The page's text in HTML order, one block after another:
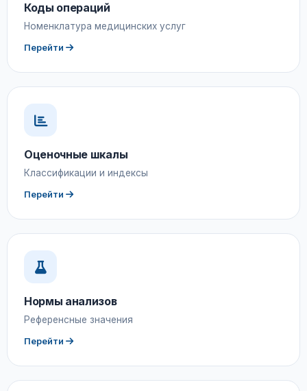
Коды операций
Номенклатура медицинских услуг
Перейти
Оценочные шкалы
Классификации и индексы
Перейти
Нормы анализов
Референсные значения
Перейти